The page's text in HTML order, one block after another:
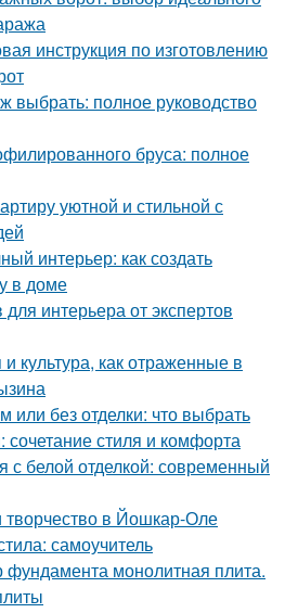
инструкция по изготовлению
выбрать: полное руководство
бруса: полное
уютной и стильной с
интерьер: как создать
в доме
интерьера от экспертов
культура, как отраженные в
или без отделки: что выбрать
сочетание стиля и комфорта
с белой отделкой: современный
творчество в Йошкар-Оле
самоучитель
фундамента монолитная плита.